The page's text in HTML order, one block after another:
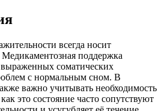
всегда носит
поддержка
выраженных соматических
с нормальным сном. В
важно учитывать необходимость
как это состояние часто сопутствуют